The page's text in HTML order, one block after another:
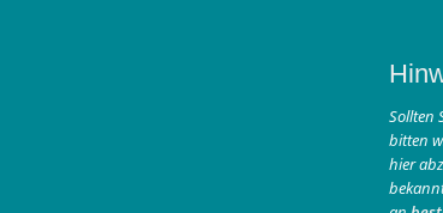
Sollten
bitten
hier